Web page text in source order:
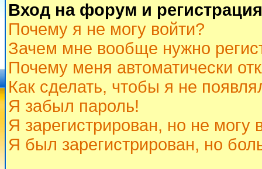
Вход на форум и регистрация
Почему я не могу войти?
Зачем мне вообще нужно
Почему меня автоматически
Как сделать, чтобы я не
Я забыл пароль!
Я зарегистрирован, но не могу
Я был зарегистрирован, но